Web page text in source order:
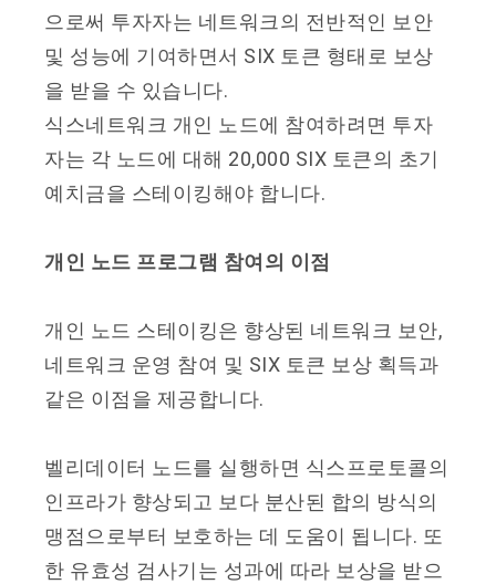
으로써 투자자는 네트워크의 전반적인 보안
및 성능에 기여하면서 SIX 토큰 형태로 보상
을 받을 수 있습니다.
식스네트워크 개인 노드에 참여하려면 투자
자는 각 노드에 대해 20,000 SIX 토큰의 초기
예치금을 스테이킹해야 합니다.
개인 노드 프로그램 참여의 이점
개인 노드 스테이킹은 향상된 네트워크 보안,
네트워크 운영 참여 및 SIX 토큰 보상 획득과
같은 이점을 제공합니다.
벨리데이터 노드를 실행하면 식스프로토콜의
인프라가 향상되고 보다 분산된 합의 방식의
맹점으로부터 보호하는 데 도움이 됩니다. 또
한 유효성 검사기는 성과에 따라 보상을 받으